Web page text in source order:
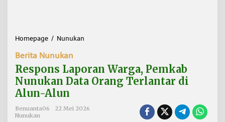
Homepage / Nunukan
p
o
n
a
Berita Nunukan
Respons Laporan Warga, Pemkab
Nunukan Data Orang Terlantar di
Alun-Alun
Benuanta06
22 Mei 2026
Nunukan